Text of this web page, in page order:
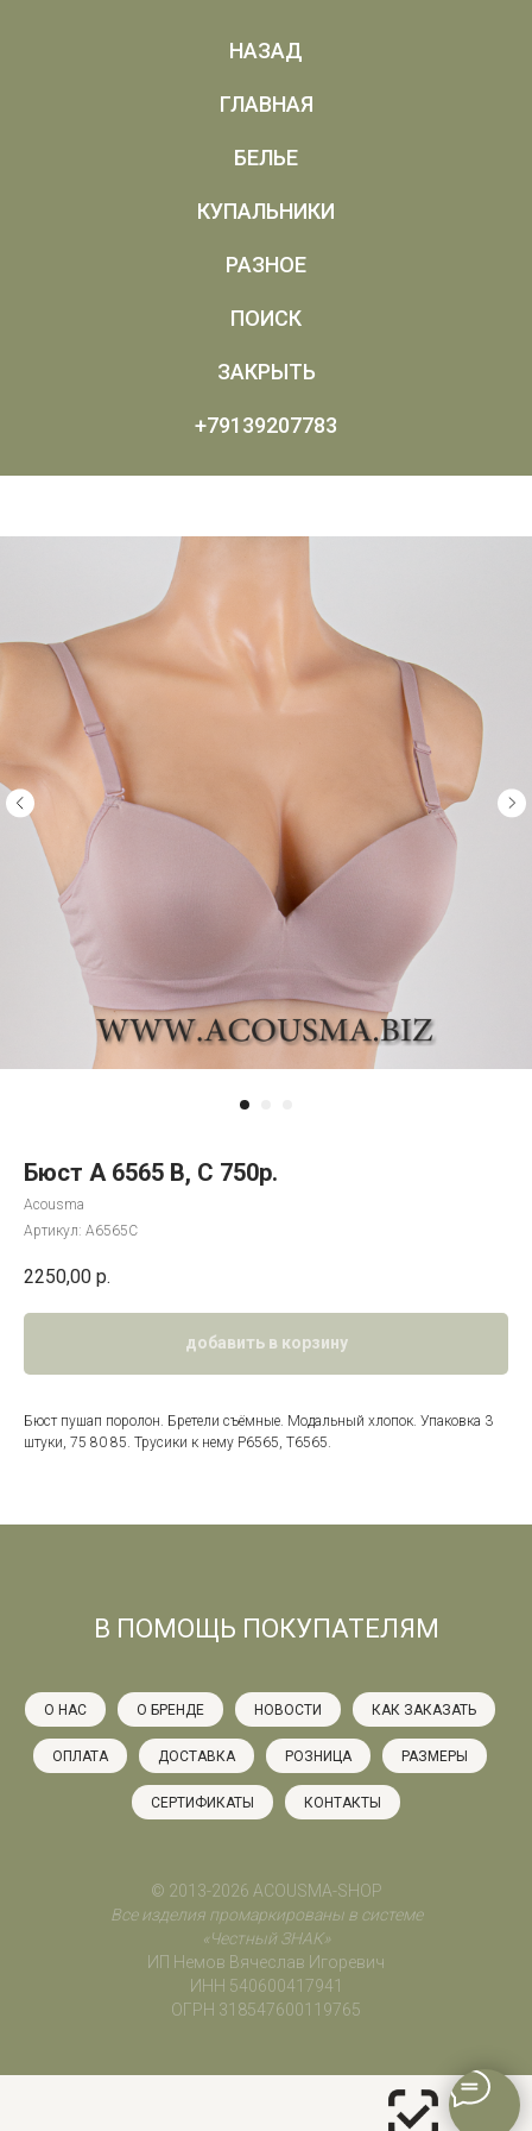
НАЗАД
ГЛАВНАЯ
БЕЛЬЕ
КУПАЛЬНИКИ
РАЗНОЕ
ПОИСК
ЗАКРЫТЬ
+79139207783
Бюст А 6565 В, С 750р.
Acousma
Артикул: A6565C
2250,00 р.
добавить в корзину
Бюст пушап поролон. Бретели съёмные. Модальный хлопок. Упаковка 3
штуки, 75 80 85. Трусики к нему Р6565, Т6565.
В ПОМОЩЬ ПОКУПАТЕЛЯМ
О НАС О БРЕНДЕ НОВОСТИ КАК ЗАКАЗАТЬ
ОПЛАТА ДОСТАВКА РОЗНИЦА РАЗМЕРЫ
СЕРТИФИКАТЫ КОНТАКТЫ
© 2013-2026 ACOUSMA-SHOP
Все изделия промаркированы в системе
«Честный ЗНАК»
ИП Немов Вячеслав Игоревич
ИНН 540600417941
ОГРН 318547600119765